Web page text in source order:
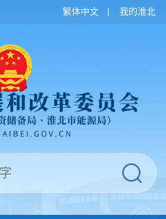
繁体中文 我的淮北